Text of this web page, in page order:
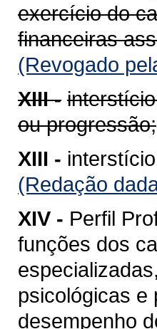
exercício do
financeiras
(Revogado
XIII -
ou progressão;
XIII -
(Redação
XIV - Perfil
funções dos
psicológicas e
desempenho